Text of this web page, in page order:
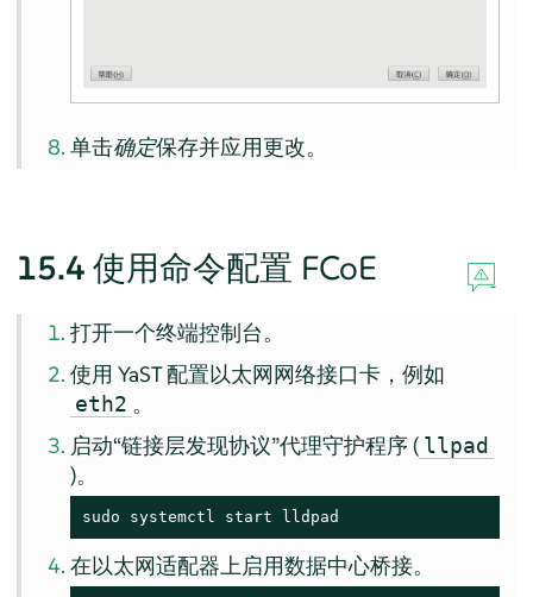
单击确定保存并应用更改。
15.4 使用命令配置 FCoE
打开一个终端控制台。
使用 YaST 配置以太网网络接口卡，例如
eth2 。
启动“链接层发现协议”代理守护程序 ( llpad
)。
sudo systemctl start lldpad
在以太网适配器上启用数据中心桥接。